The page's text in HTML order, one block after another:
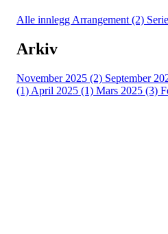
Alle innlegg Arrangement (2)
Arkiv
November 2025 (2) September
(1) April 2025 (1) Mars 2025 (3)